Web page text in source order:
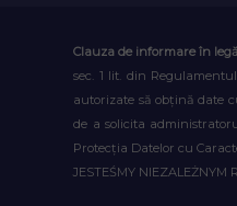
Clauza de informare în
sec. 1 lit. din
autorizate să obțină date
de a solicita
Protecția Datelor cu
JESTEŚMY NIEZALEŻNYM